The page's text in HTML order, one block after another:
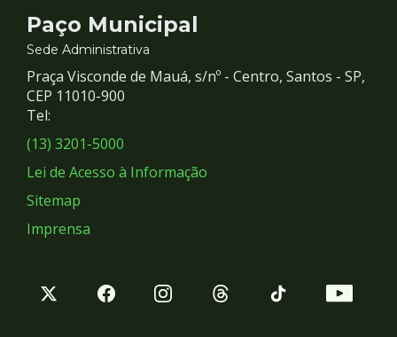
Contato
e
Redes
Sociais
Paço Municipal
Sede Administrativa
Praça Visconde de Mauá, s/nº - Centro, Santos - SP,
CEP 11010-900
Tel:
(13) 3201-5000
Lei de Acesso à Informação
Sitemap
Imprensa